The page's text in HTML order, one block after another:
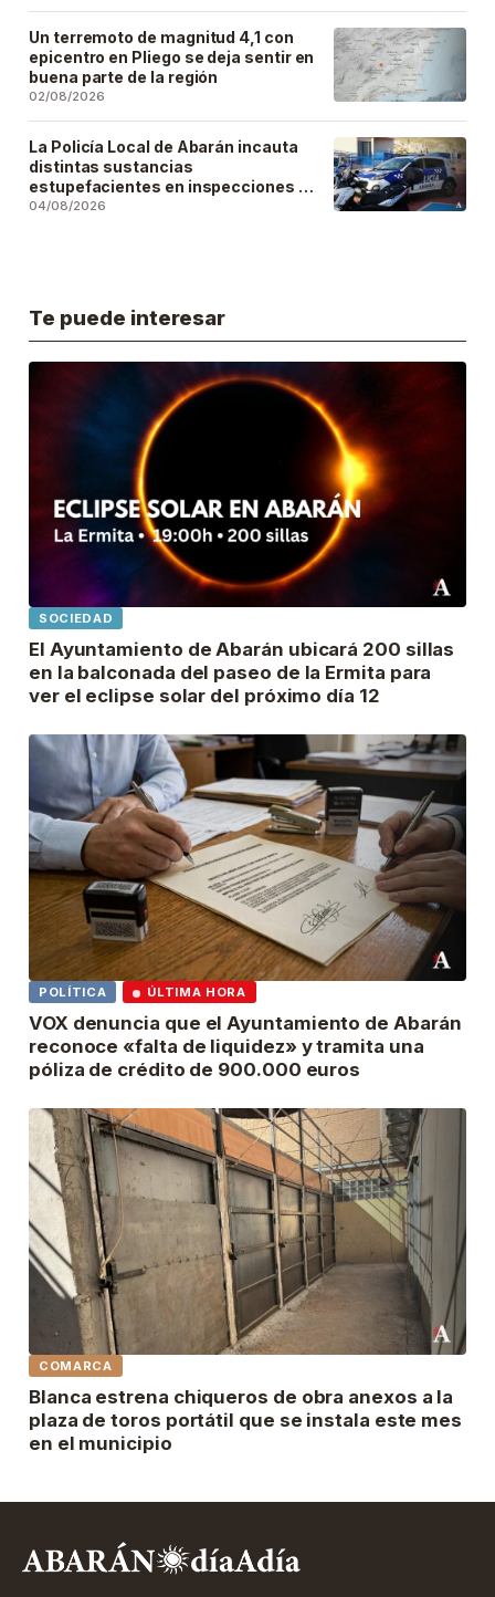
Un terremoto de magnitud 4,1 con
epicentro en Pliego se deja sentir en
buena parte de la región
02/08/2026
La Policía Local de Abarán incauta
distintas sustancias
estupefacientes en inspecciones a
locales públicos del municipio
04/08/2026
Te puede interesar
SOCIEDAD
El Ayuntamiento de Abarán ubicará 200 sillas
en la balconada del paseo de la Ermita para
ver el eclipse solar del próximo día 12
POLÍTICA ÚLTIMA HORA
VOX denuncia que el Ayuntamiento de Abarán
reconoce «falta de liquidez» y tramita una
póliza de crédito de 900.000 euros
COMARCA
Blanca estrena chiqueros de obra anexos a la
plaza de toros portátil que se instala este mes
en el municipio